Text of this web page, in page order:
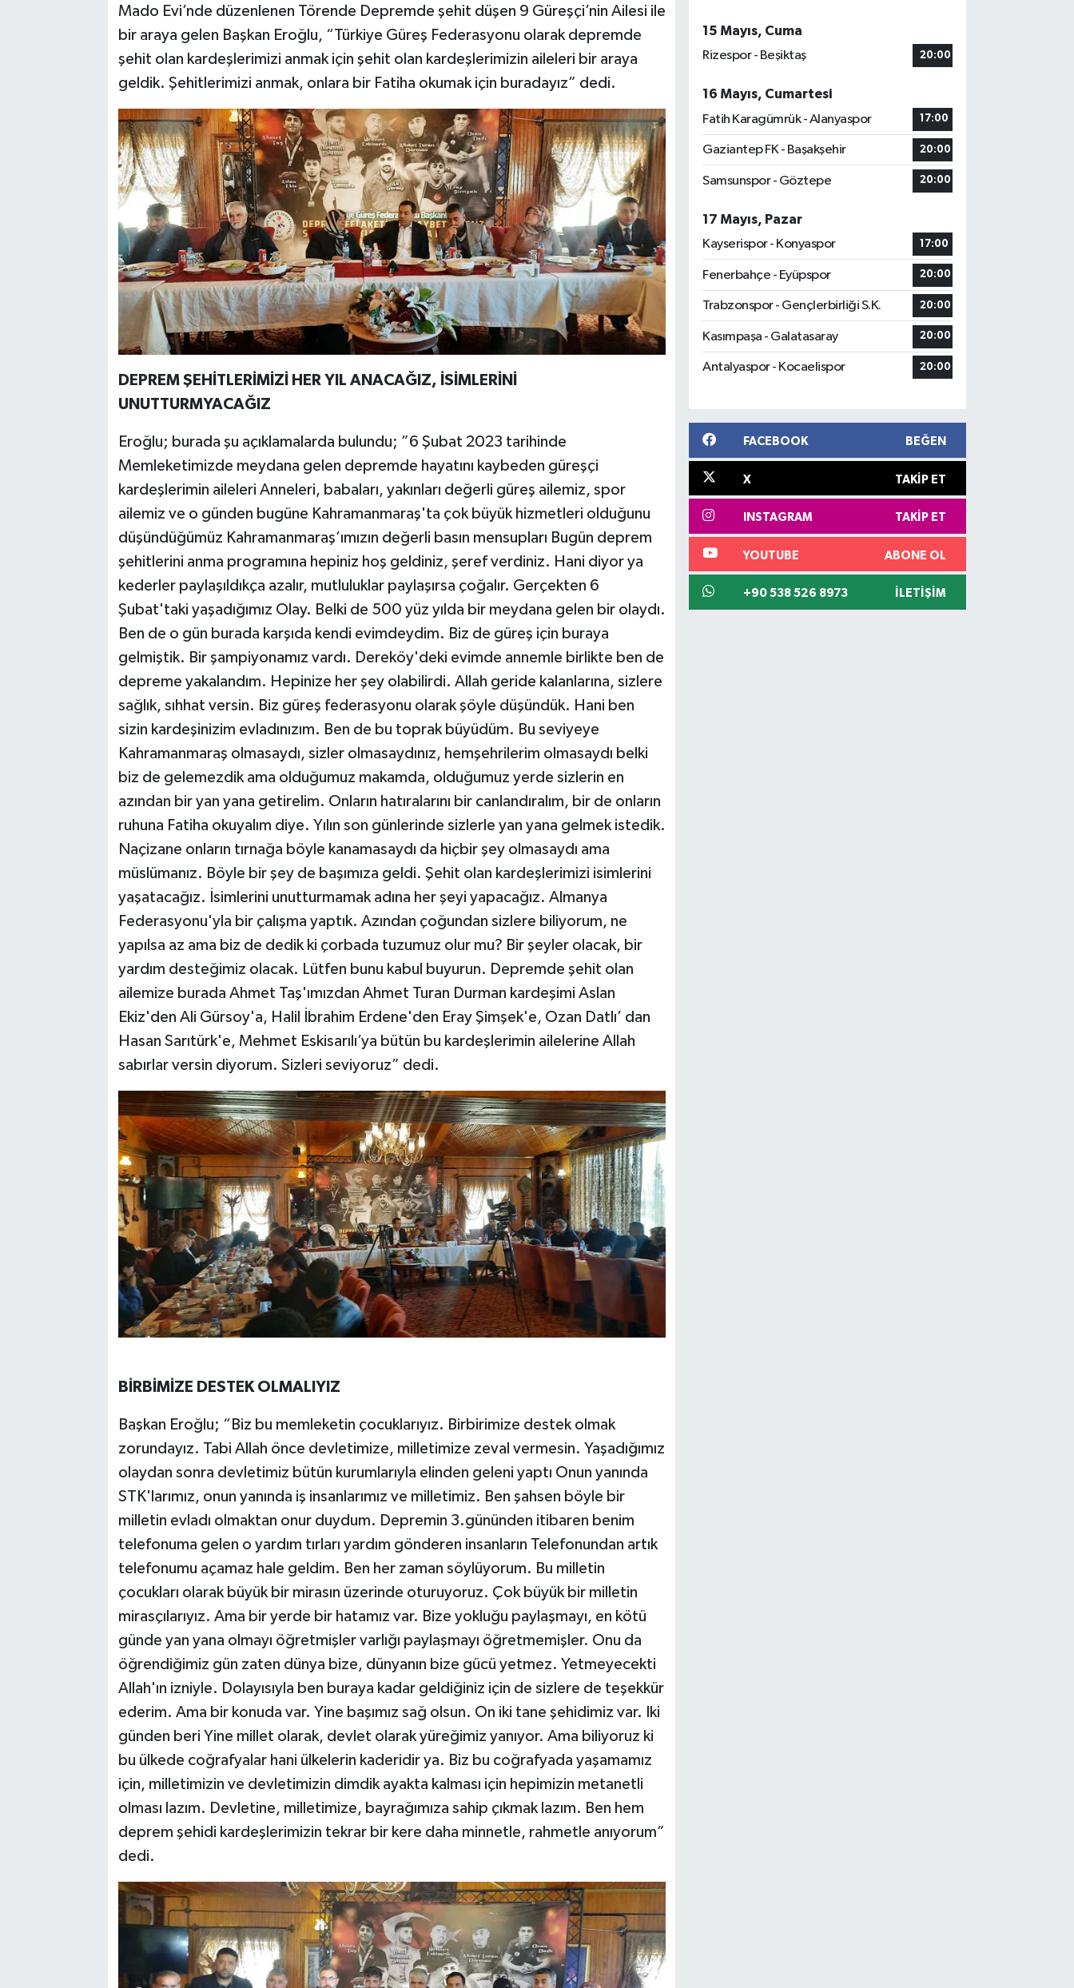
Mado Evi’nde düzenlenen Törende Depremde şehit düşen 9 Güreşçi’nin Ailesi ile
bir araya gelen Başkan Eroğlu, “Türkiye Güreş Federasyonu olarak depremde
şehit olan kardeşlerimizi anmak için şehit olan kardeşlerimizin aileleri bir araya
geldik. Şehitlerimizi anmak, onlara bir Fatiha okumak için buradayız” dedi.
DEPREM ŞEHİTLERİMİZİ HER YIL ANACAĞIZ, İSİMLERİNİ
UNUTTURMYACAĞIZ
Eroğlu; burada şu açıklamalarda bulundu; ”6 Şubat 2023 tarihinde
Memleketimizde meydana gelen depremde hayatını kaybeden güreşçi
kardeşlerimin aileleri Anneleri, babaları, yakınları değerli güreş ailemiz, spor
ailemiz ve o günden bugüne Kahramanmaraş'ta çok büyük hizmetleri olduğunu
düşündüğümüz Kahramanmaraş’ımızın değerli basın mensupları Bugün deprem
şehitlerini anma programına hepiniz hoş geldiniz, şeref verdiniz. Hani diyor ya
kederler paylaşıldıkça azalır, mutluluklar paylaşırsa çoğalır. Gerçekten 6
Şubat'taki yaşadığımız Olay. Belki de 500 yüz yılda bir meydana gelen bir olaydı.
Ben de o gün burada karşıda kendi evimdeydim. Biz de güreş için buraya
gelmiştik. Bir şampiyonamız vardı. Dereköy'deki evimde annemle birlikte ben de
depreme yakalandım. Hepinize her şey olabilirdi. Allah geride kalanlarına, sizlere
sağlık, sıhhat versin. Biz güreş federasyonu olarak şöyle düşündük. Hani ben
sizin kardeşinizim evladınızım. Ben de bu toprak büyüdüm. Bu seviyeye
Kahramanmaraş olmasaydı, sizler olmasaydınız, hemşehrilerim olmasaydı belki
biz de gelemezdik ama olduğumuz makamda, olduğumuz yerde sizlerin en
azından bir yan yana getirelim. Onların hatıralarını bir canlandıralım, bir de onların
ruhuna Fatiha okuyalım diye. Yılın son günlerinde sizlerle yan yana gelmek istedik.
Naçizane onların tırnağa böyle kanamasaydı da hiçbir şey olmasaydı ama
müslümanız. Böyle bir şey de başımıza geldi. Şehit olan kardeşlerimizi isimlerini
yaşatacağız. İsimlerini unutturmamak adına her şeyi yapacağız. Almanya
Federasyonu'yla bir çalışma yaptık. Azından çoğundan sizlere biliyorum, ne
yapılsa az ama biz de dedik ki çorbada tuzumuz olur mu? Bir şeyler olacak, bir
yardım desteğimiz olacak. Lütfen bunu kabul buyurun. Depremde şehit olan
ailemize burada Ahmet Taş'ımızdan Ahmet Turan Durman kardeşimi Aslan
Ekiz'den Ali Gürsoy'a, Halil İbrahim Erdene'den Eray Şimşek'e, Ozan Datlı’ dan
Hasan Sarıtürk'e, Mehmet Eskisarılı’ya bütün bu kardeşlerimin ailelerine Allah
sabırlar versin diyorum. Sizleri seviyoruz” dedi.
BİRBİMİZE DESTEK OLMALIYIZ
Başkan Eroğlu; “Biz bu memleketin çocuklarıyız. Birbirimize destek olmak
zorundayız. Tabi Allah önce devletimize, milletimize zeval vermesin. Yaşadığımız
olaydan sonra devletimiz bütün kurumlarıyla elinden geleni yaptı Onun yanında
STK'larımız, onun yanında iş insanlarımız ve milletimiz. Ben şahsen böyle bir
milletin evladı olmaktan onur duydum. Depremin 3.gününden itibaren benim
telefonuma gelen o yardım tırları yardım gönderen insanların Telefonundan artık
telefonumu açamaz hale geldim. Ben her zaman söylüyorum. Bu milletin
çocukları olarak büyük bir mirasın üzerinde oturuyoruz. Çok büyük bir milletin
mirasçılarıyız. Ama bir yerde bir hatamız var. Bize yokluğu paylaşmayı, en kötü
günde yan yana olmayı öğretmişler varlığı paylaşmayı öğretmemişler. Onu da
öğrendiğimiz gün zaten dünya bize, dünyanın bize gücü yetmez. Yetmeyecekti
Allah'ın izniyle. Dolayısıyla ben buraya kadar geldiğiniz için de sizlere de teşekkür
ederim. Ama bir konuda var. Yine başımız sağ olsun. On iki tane şehidimiz var. Iki
günden beri Yine millet olarak, devlet olarak yüreğimiz yanıyor. Ama biliyoruz ki
bu ülkede coğrafyalar hani ülkelerin kaderidir ya. Biz bu coğrafyada yaşamamız
için, milletimizin ve devletimizin dimdik ayakta kalması için hepimizin metanetli
olması lazım. Devletine, milletimize, bayrağımıza sahip çıkmak lazım. Ben hem
deprem şehidi kardeşlerimizin tekrar bir kere daha minnetle, rahmetle anıyorum”
dedi.
15 Mayıs, Cuma
Rizespor - Beşiktaş
20:00
16 Mayıs, Cumartesi
Fatih Karagümrük - Alanyaspor
17:00
Gaziantep FK - Başakşehir 20:00
Samsunspor - Göztepe 20:00
17 Mayıs, Pazar
Kayserispor - Konyaspor
17:00
Fenerbahçe - Eyüpspor 20:00
Trabzonspor - Gençlerbirliği S.K. 20:00
Kasımpaşa - Galatasaray 20:00
Antalyaspor - Kocaelispor 20:00
FACEBOOK BEĞEN
X TAKIP ET
INSTAGRAM TAKIP ET
YOUTUBE ABONE OL
+90 538 526 8973 İLETIŞIM